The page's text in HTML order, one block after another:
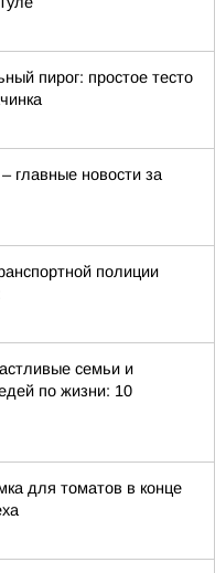
пирог: простое тесто
главные новости за
полиции
семьи и
по жизни: 10
для томатов в конце